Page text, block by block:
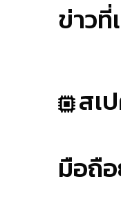
ข่าวที่
สเ
มือถื